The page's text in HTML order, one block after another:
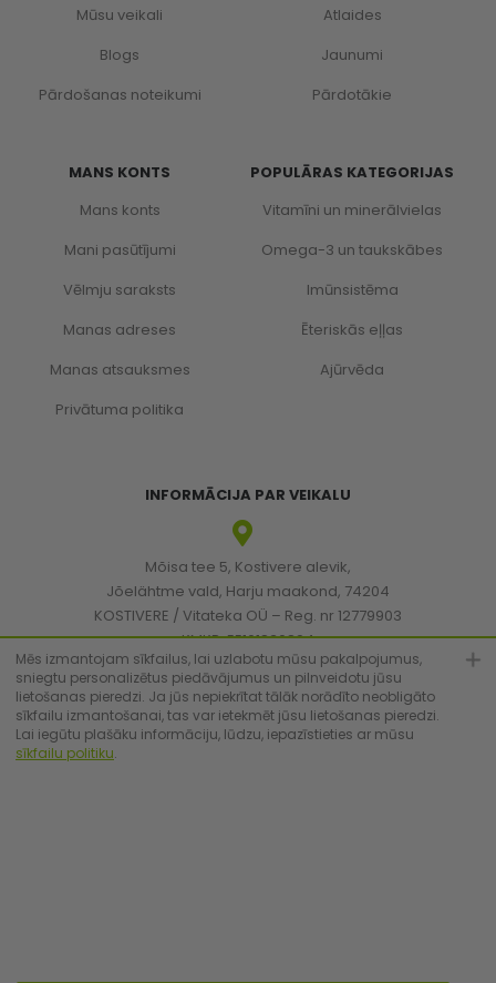
Mūsu veikali
Blogs
Pārdošanas noteikumi
MANS KONTS
Mans konts
Mani pasūtījumi
Vēlmju saraksts
Manas adreses
Manas atsauksmes
Privātuma politika
Atlaides
Jaunumi
Pārdotākie
POPULĀRAS KATEGORIJAS
Vitamīni un minerālvielas
Omega-3 un taukskābes
Imūnsistēma
Ēteriskās eļļas
Ajūrvēda
INFORMĀCIJA PAR VEIKALU
Mõisa tee 5, Kostivere alevik,
Jõelähtme vald, Harju maakond, 74204
KOSTIVERE / Vitateka OÜ – Reg. nr 12779903
KMKR: EE101830894
[email protected]
Mēs izmantojam sīkfailus, lai uzlabotu mūsu pakalpojumus,
sniegtu personalizētus piedāvājumus un pilnveidotu jūsu
lietošanas pieredzi. Ja jūs nepiekrītat tālāk norādīto neobligāto
sīkfailu izmantošanai, tas var ietekmēt jūsu lietošanas pieredzi.
Lai iegūtu plašāku informāciju, lūdzu, iepazīstieties ar mūsu
sīkfailu politiku.